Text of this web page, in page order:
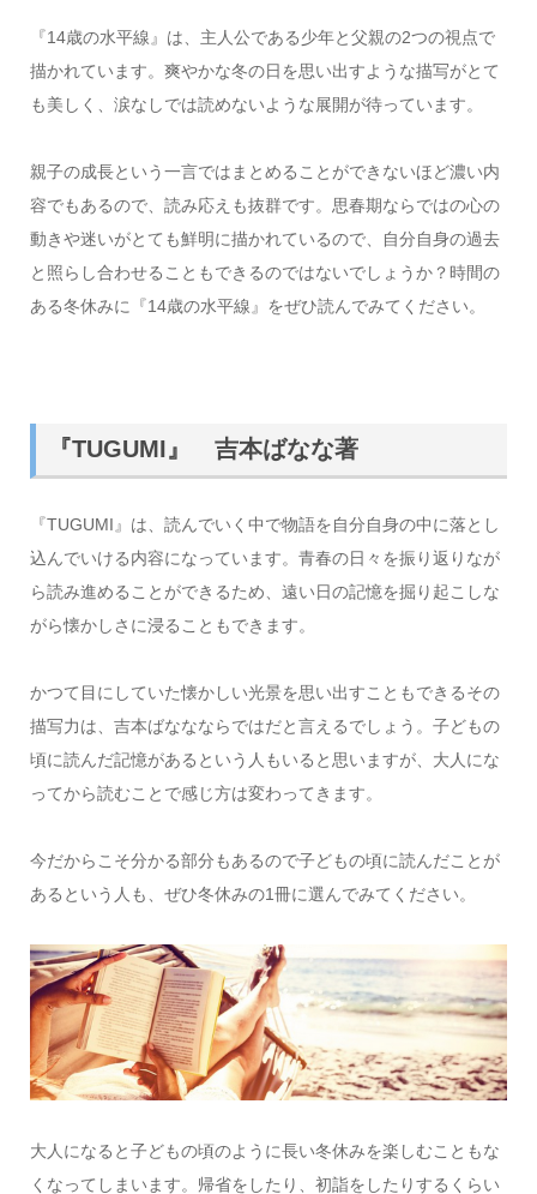
『14歳の水平線』は、主人公である少年と父親の2つの視点で
描かれています。爽やかな冬の日を思い出すような描写がとて
も美しく、涙なしでは読めないような展開が待っています。
親子の成長という一言ではまとめることができないほど濃い内
容でもあるので、読み応えも抜群です。思春期ならではの心の
動きや迷いがとても鮮明に描かれているので、自分自身の過去
と照らし合わせることもできるのではないでしょうか？時間の
ある冬休みに『14歳の水平線』をぜひ読んでみてください。
『TUGUMI』 吉本ばなな著
『TUGUMI』は、読んでいく中で物語を自分自身の中に落とし
込んでいける内容になっています。青春の日々を振り返りなが
ら読み進めることができるため、遠い日の記憶を掘り起こしな
がら懐かしさに浸ることもできます。
かつて目にしていた懐かしい光景を思い出すこともできるその
描写力は、吉本ばななならではだと言えるでしょう。子どもの
頃に読んだ記憶があるという人もいると思いますが、大人にな
ってから読むことで感じ方は変わってきます。
今だからこそ分かる部分もあるので子どもの頃に読んだことが
あるという人も、ぜひ冬休みの1冊に選んでみてください。
大人になると子どもの頃のように長い冬休みを楽しむこともな
くなってしまいます。帰省をしたり、初詣をしたりするくらい